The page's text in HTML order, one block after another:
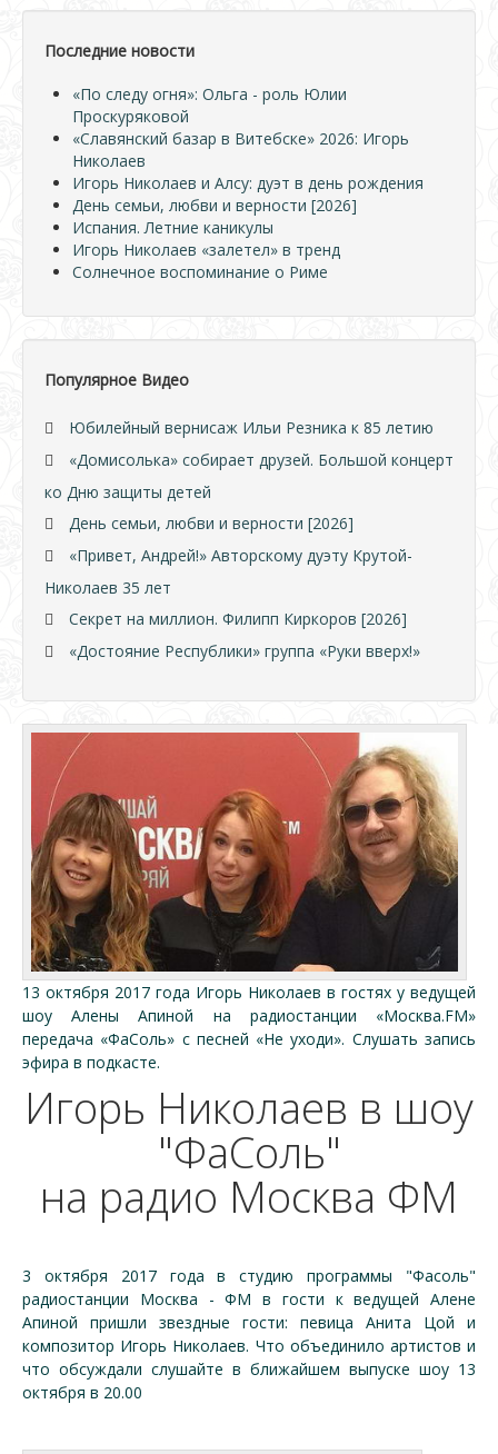
Последние новости
«По следу огня»: Ольга - роль Юлии
Проскуряковой
«Славянский базар в Витебске» 2026: Игорь
Николаев
Игорь Николаев и Алсу: дуэт в день рождения
День семьи, любви и верности [2026]
Испания. Летние каникулы
Игорь Николаев «залетел» в тренд
Солнечное воспоминание о Риме
Популярное Видео
Юбилейный вернисаж Ильи Резника к 85 летию
«Домисолька» собирает друзей. Большой концерт
ко Дню защиты детей
День семьи, любви и верности [2026]
«Привет, Андрей!» Авторскому дуэту Крутой-
Николаев 35 лет
Секрет на миллион. Филипп Киркоров [2026]
«Достояние Республики» группа «Руки вверх!»
13 октября 2017 года Игорь Николаев в гостях у ведущей
шоу Алены Апиной на радиостанции «Москва.FM»
передача «ФаСоль» с песней «Не уходи». Слушать запись
эфира в подкасте.
Игорь Николаев в шоу
"ФаСоль"
на радио Москва ФМ
3 октября 2017 года в студию программы "Фасоль"
радиостанции Москва - ФМ в гости к ведущей Алене
Апиной пришли звездные гости: певица Анита Цой и
композитор Игорь Николаев. Что объединило артистов и
что обсуждали слушайте в ближайшем выпуске шоу 13
октября в 20.00